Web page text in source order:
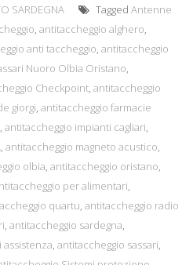
SARDEGNA Tagged Antenne
, antitaccheggio alghero,
anti taccheggio, antitaccheggio
Nuoro Olbia Oristano,
Checkpoint, antitaccheggio
giorgi, antitaccheggio farmacie
, antitaccheggio impianti cagliari,
, antitaccheggio magneto acustico,
olbia, antitaccheggio oristano,
per alimentari,
quartu, antitaccheggio radio
, antitaccheggio sardegna,
, antitaccheggio sassari,